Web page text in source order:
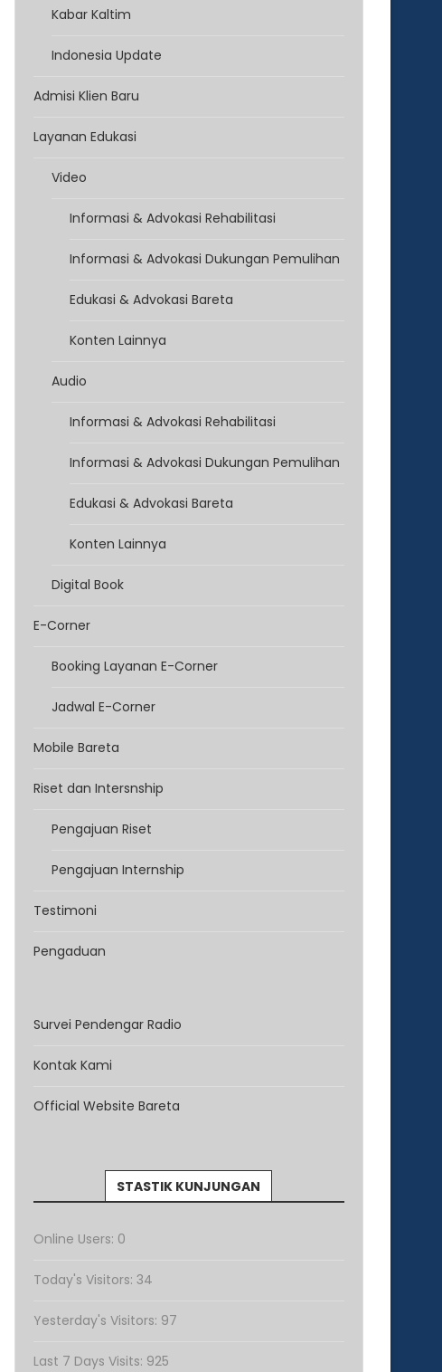
Kabar Kaltim
Indonesia Update
Admisi Klien Baru
Layanan Edukasi
Video
Informasi & Advokasi Rehabilitasi
Informasi & Advokasi Dukungan Pemulihan
Edukasi & Advokasi Bareta
Konten Lainnya
Audio
Informasi & Advokasi Rehabilitasi
Informasi & Advokasi Dukungan Pemulihan
Edukasi & Advokasi Bareta
Konten Lainnya
Digital Book
E-Corner
Booking Layanan E-Corner
Jadwal E-Corner
Mobile Bareta
Riset dan Intersnship
Pengajuan Riset
Pengajuan Internship
Testimoni
Pengaduan
Survei Pendengar Radio
Kontak Kami
Official Website Bareta
STASTIK KUNJUNGAN
Online Users: 0
Today's Visitors: 34
Yesterday's Visitors: 97
Last 7 Days Visits: 925